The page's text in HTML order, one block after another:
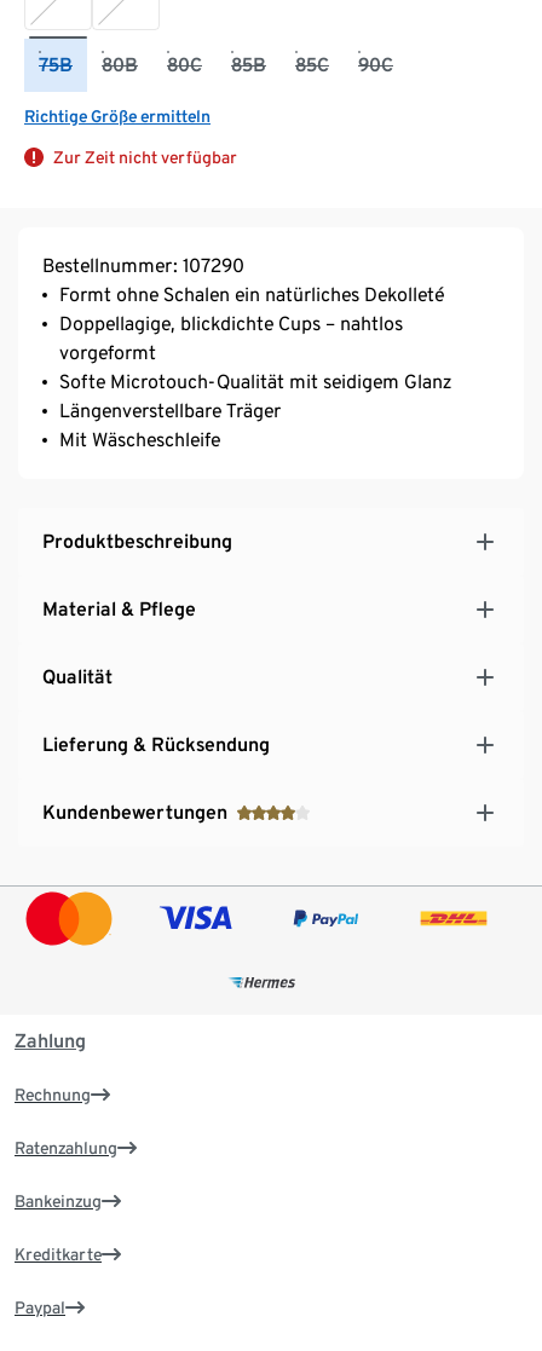
75B 80B 80C 85B 85C 90C
Richtige Größe ermitteln
Zur Zeit nicht verfügbar
Bestellnummer: 107290
Formt ohne Schalen ein natürliches Dekolleté
Doppellagige, blickdichte Cups – nahtlos
vorgeformt
Softe Microtouch-Qualität mit seidigem Glanz
Längenverstellbare Träger
Mit Wäscheschleife
Produktbeschreibung
Material & Pflege
Qualität
Lieferung & Rücksendung
Kundenbewertungen
Zahlung
Rechnung
Ratenzahlung
Bankeinzug
Kreditkarte
Paypal